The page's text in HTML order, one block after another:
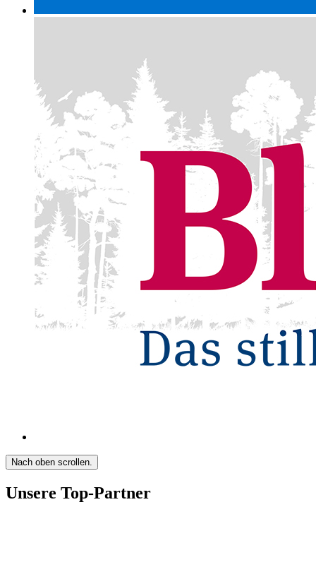
Nach oben scrollen.
Unsere Top-Partner